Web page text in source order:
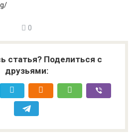
0
статья? Поделиться с
друзьями: